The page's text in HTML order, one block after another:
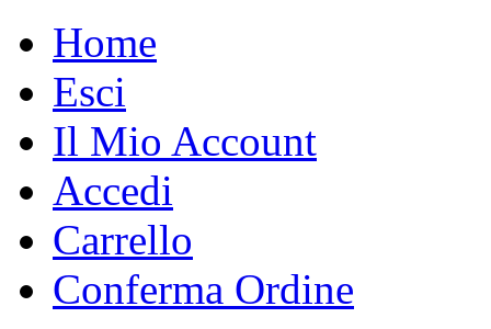
Home
Esci
Il Mio Account
Accedi
Carrello
Conferma Ordine